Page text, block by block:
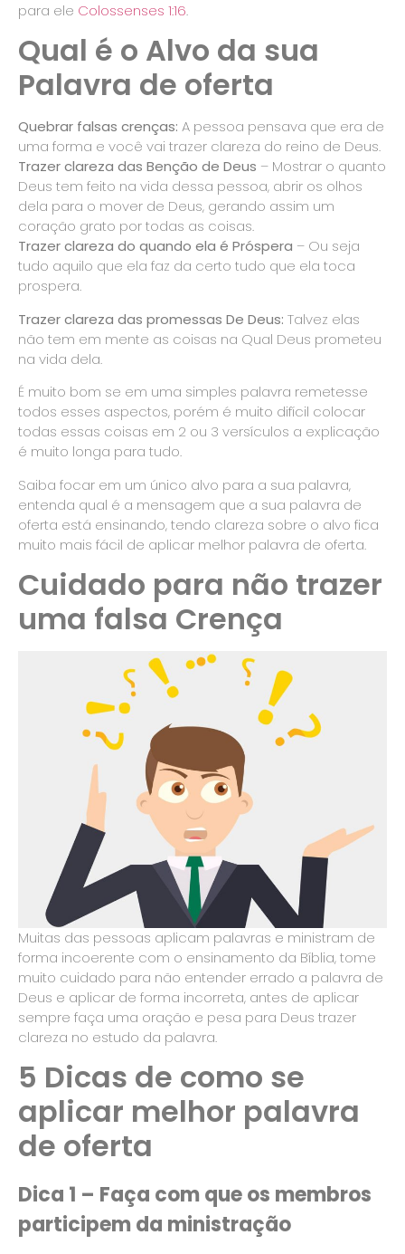
para ele Colossenses 1:16.
Qual é o Alvo da sua
Palavra de oferta
Quebrar falsas crenças: A pessoa pensava que era de
uma forma e você vai trazer clareza do reino de Deus.
Trazer clareza das Benção de Deus – Mostrar o quanto
Deus tem feito na vida dessa pessoa, abrir os olhos
dela para o mover de Deus, gerando assim um
coração grato por todas as coisas.
Trazer clareza do quando ela é Próspera – Ou seja
tudo aquilo que ela faz da certo tudo que ela toca
prospera.
Trazer clareza das promessas De Deus: Talvez elas
não tem em mente as coisas na Qual Deus prometeu
na vida dela.
É muito bom se em uma simples palavra remetesse
todos esses aspectos, porém é muito difícil colocar
todas essas coisas em 2 ou 3 versículos a explicação
é muito longa para tudo.
Saiba focar em um único alvo para a sua palavra,
entenda qual é a mensagem que a sua palavra de
oferta está ensinando, tendo clareza sobre o alvo fica
muito mais fácil de aplicar melhor palavra de oferta.
Cuidado para não trazer
uma falsa Crença
Muitas das pessoas aplicam palavras e ministram de
forma incoerente com o ensinamento da Bíblia, tome
muito cuidado para não entender errado a palavra de
Deus e aplicar de forma incorreta, antes de aplicar
sempre faça uma oração e pesa para Deus trazer
clareza no estudo da palavra.
5 Dicas de como se
aplicar melhor palavra
de oferta
Dica 1 – Faça com que os membros
participem da ministração